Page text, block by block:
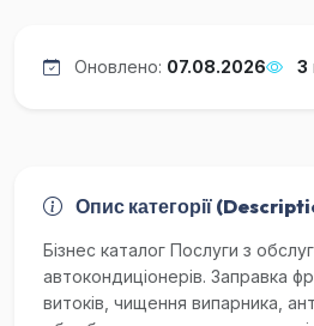
Оновлено: 07.08.2026 3
Опис категорії
Бізнес каталог Послуги з
автокондиціонерів. Заправка
витоків, чищення випарника,